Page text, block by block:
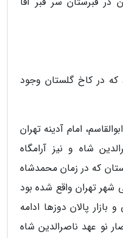
که در کاخ گلستان وجود
امام آدینه تهران
شاه و نیز آرامگاه
که در زمان محمدشاه
شهر تهران واقع شده بود
پالان دوزها ادامه
نو عهد ناصرالدین شاه